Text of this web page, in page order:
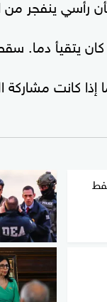
رأسي ينفجر من
يتقيأ دما.
كانت